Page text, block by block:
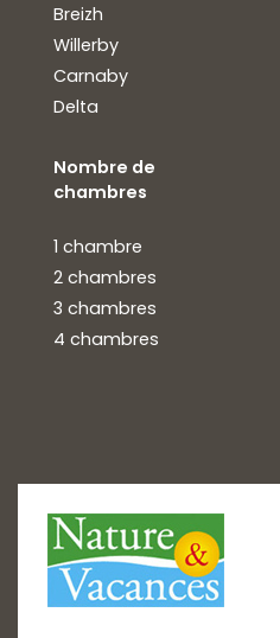
Breizh
Willerby
Carnaby
Delta
Nombre de
chambres
1 chambre
2 chambres
3 chambres
4 chambres